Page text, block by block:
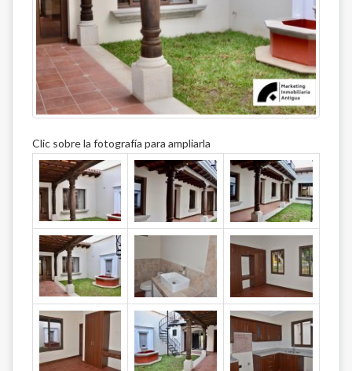
Clic sobre la fotografía para ampliarla